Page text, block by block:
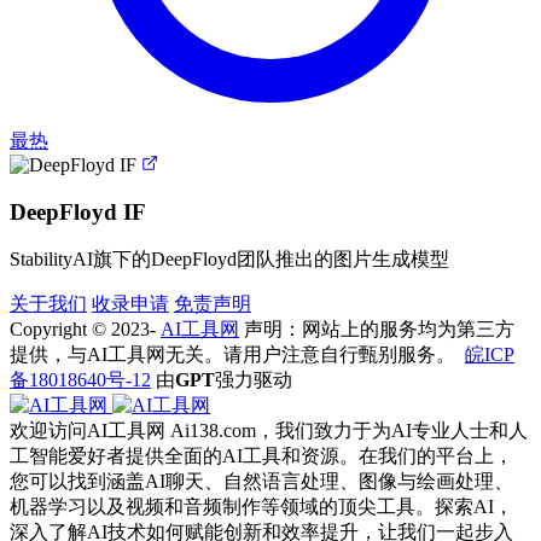
最热
DeepFloyd IF
StabilityAI旗下的DeepFloyd团队推出的图片生成模型
关于我们 收录申请 免责声明
Copyright © 2023- AI工具网 声明：网站上的服务均为第三方
提供，与AI工具网无关。请用户注意自行甄别服务。 皖ICP
备18018640号-12 由GPT强力驱动
欢迎访问AI工具网 Ai138.com，我们致力于为AI专业人士和人
工智能爱好者提供全面的AI工具和资源。在我们的平台上，
您可以找到涵盖AI聊天、自然语言处理、图像与绘画处理、
机器学习以及视频和音频制作等领域的顶尖工具。探索AI，
深入了解AI技术如何赋能创新和效率提升，让我们一起步入